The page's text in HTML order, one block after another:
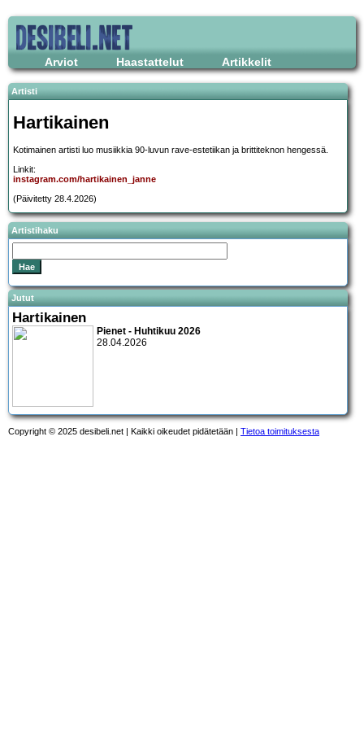
Arviot Haastattelut Artikkelit
Artisti
Hartikainen
Kotimainen artisti luo musiikkia 90-luvun rave-estetiikan ja brittiteknon hengessä.
Linkit:
instagram.com/hartikainen_janne
(Päivitetty 28.4.2026)
Artistihaku
Jutut
Hartikainen
Pienet - Huhtikuu 2026
28.04.2026
Copyright © 2025 desibeli.net | Kaikki oikeudet pidätetään | Tietoa toimituksesta